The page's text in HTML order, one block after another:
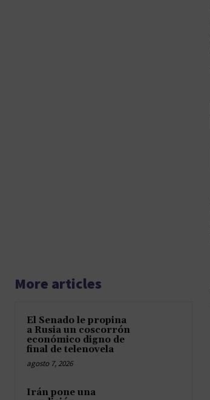
More articles
El Senado le propina
a Rusia un coscorrón
económico digno de
final de telenovela
agosto 7, 2026
Irán pone una